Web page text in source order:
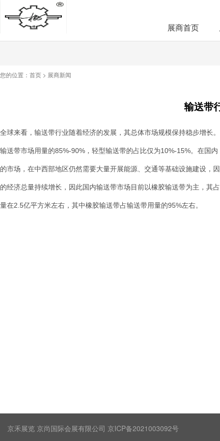
展商首页
您的位置： 首页 > 展商新闻
输送带
全球来看，输送带行业随着经济的发展，其总体市场规模保持稳步增长
输送带市场用量的85%-90%，轻型输送带的占比仅为10%-15%。在国
的市场，在中西部地区仍然需要大量开展能源、交通等基础设施建设，
的经济总量持续增长，因此国内输送带市场目前以橡胶输送带为主，
量在2.5亿平方米左右，其中橡胶输送带占输送带用量的95%左右。
京禾展览 京尚国际会展有限公司 京ICP备2021003092号